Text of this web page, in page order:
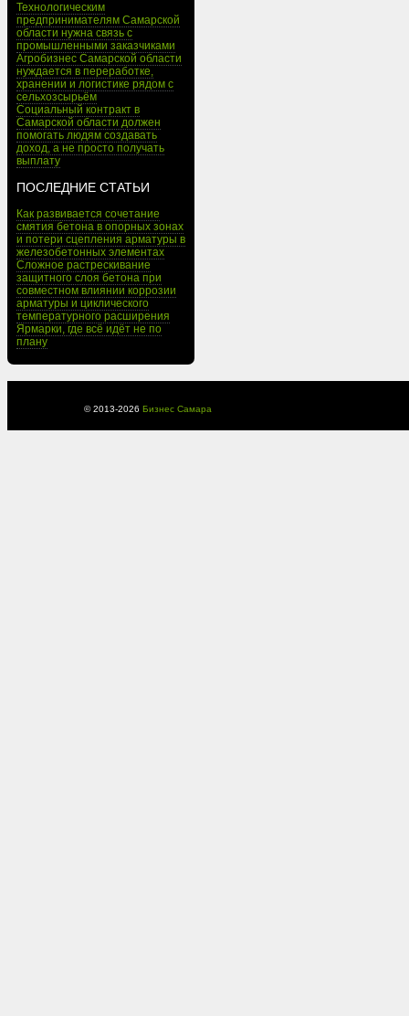
Технологическим
предпринимателям Самарской
области нужна связь с
промышленными заказчиками
Агробизнес Самарской области
нуждается в переработке,
хранении и логистике рядом с
сельхозсырьём
Социальный контракт в
Самарской области должен
помогать людям создавать
доход, а не просто получать
выплату
ПОСЛЕДНИЕ СТАТЬИ
Как развивается сочетание
смятия бетона в опорных зонах
и потери сцепления арматуры в
железобетонных элементах
Сложное растрескивание
защитного слоя бетона при
совместном влиянии коррозии
арматуры и циклического
температурного расширения
Ярмарки, где всё идёт не по
плану
© 2013-2026 Бизнес Самара